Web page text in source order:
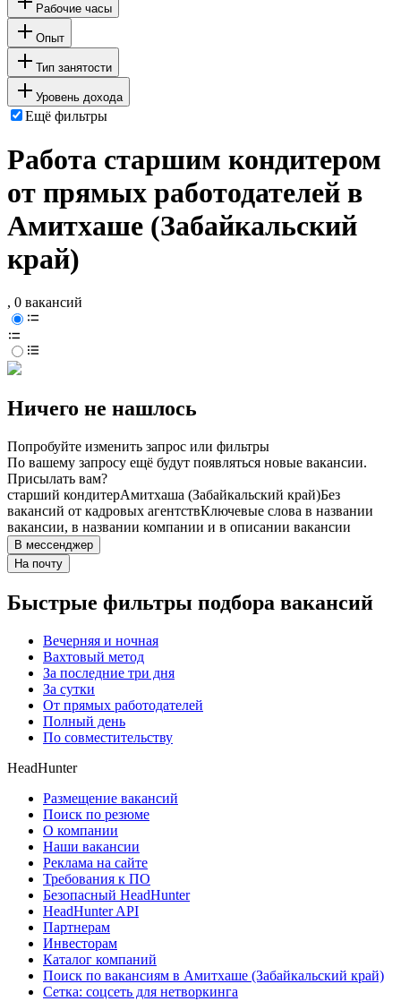
Рабочие часы
Опыт
Тип занятости
Уровень дохода
Ещё фильтры
Работа старшим кондитером
от прямых работодателей в
Амитхаше (Забайкальский
край)
, 0 вакансий
Ничего не нашлось
Попробуйте изменить запрос или фильтры
По вашему запросу ещё будут появляться новые вакансии.
Присылать вам?
старший кондитерАмитхаша (Забайкальский край)Без
вакансий от кадровых агентствКлючевые слова в названии
вакансии, в названии компании и в описании вакансии
В мессенджер
На почту
Быстрые фильтры подбора вакансий
Вечерняя и ночная
Вахтовый метод
За последние три дня
За сутки
От прямых работодателей
Полный день
По совместительству
HeadHunter
Размещение вакансий
Поиск по резюме
О компании
Наши вакансии
Реклама на сайте
Требования к ПО
Безопасный HeadHunter
HeadHunter API
Партнерам
Инвесторам
Каталог компаний
Поиск по вакансиям в Амитхаше (Забайкальский край)
Сетка: соцсеть для нетворкинга